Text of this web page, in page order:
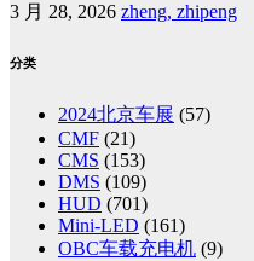
3 月 28, 2026 zheng, zhipeng
分类
2024北京车展 (57)
CMF (21)
CMS (153)
DMS (109)
HUD (701)
Mini-LED (161)
OBC车载充电机 (9)